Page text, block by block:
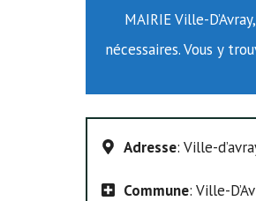
MAIRIE Ville-D’Avray,
nécessaires. Vous y
Adresse: Ville-
Commune: Ville-